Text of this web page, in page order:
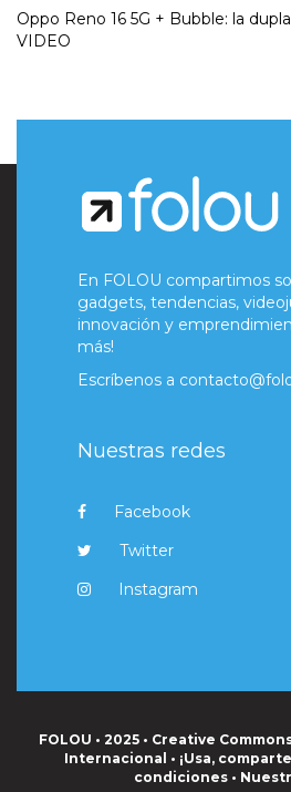
Oppo Reno 16 5G + Bubble: la
VIDEO
En FOLOU compartimos
gadgets, tendencias,
innovación y
más!
Escríbenos a
Nuestras redes
Facebook
Twitter
Instagram
FOLOU • 2025 • Creative
Internacional • ¡Usa,
condiciones•